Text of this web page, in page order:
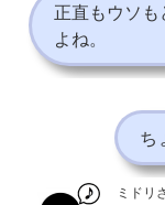
正直もウソ
よね。
ち
ミドリ